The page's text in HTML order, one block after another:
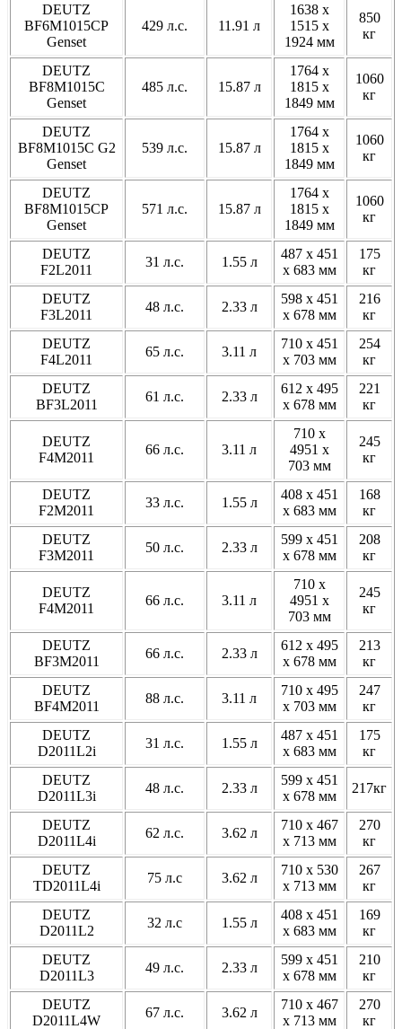
DEUTZ
BF6M1015СP
Genset
429 л.с. 11.91 л
1638 x
1515 x
1924 мм
850
кг
DEUTZ
BF8M1015С
Genset
485 л.с. 15.87 л
1764 x
1815 x
1849 мм
1060
кг
DEUTZ
BF8M1015С G2
Genset
539 л.с. 15.87 л
1764 x
1815 x
1849 мм
1060
кг
DEUTZ
BF8M1015СP
Genset
571 л.с. 15.87 л
1764 x
1815 x
1849 мм
1060
кг
DEUTZ
F2L2011
31 л.с. 1.55 л
487 x 451
x 683 мм
175
кг
DEUTZ
F3L2011
48 л.с. 2.33 л
598 x 451
x 678 мм
216
кг
DEUTZ
F4L2011
65 л.с. 3.11 л
710 x 451
x 703 мм
254
кг
DEUTZ
BF3L2011
61 л.с. 2.33 л
612 x 495
x 678 мм
221
кг
DEUTZ
F4M2011
66 л.с. 3.11 л
710 x
4951 x
703 мм
245
кг
DEUTZ
F2M2011
33 л.с. 1.55 л
408 x 451
x 683 мм
168
кг
DEUTZ
F3M2011
50 л.с. 2.33 л
599 x 451
x 678 мм
208
кг
DEUTZ
F4M2011
66 л.с. 3.11 л
710 x
4951 x
703 мм
245
кг
DEUTZ
BF3M2011
66 л.с. 2.33 л
612 x 495
x 678 мм
213
кг
DEUTZ
BF4M2011
88 л.с. 3.11 л
710 x 495
x 703 мм
247
кг
DEUTZ
D2011L2i
31 л.с. 1.55 л
487 x 451
x 683 мм
175
кг
DEUTZ
D2011L3i
48 л.с. 2.33 л
599 x 451
x 678 мм
217кг
DEUTZ
D2011L4i
62 л.с. 3.62 л
710 x 467
x 713 мм
270
кг
DEUTZ
TD2011L4i
75 л.с 3.62 л
710 x 530
x 713 мм
267
кг
DEUTZ
D2011L2
32 л.с 1.55 л
408 x 451
x 683 мм
169
кг
DEUTZ
D2011L3
49 л.с. 2.33 л
599 x 451
x 678 мм
210
кг
DEUTZ
D2011L4W
67 л.с. 3.62 л
710 x 467
x 713 мм
270
кг